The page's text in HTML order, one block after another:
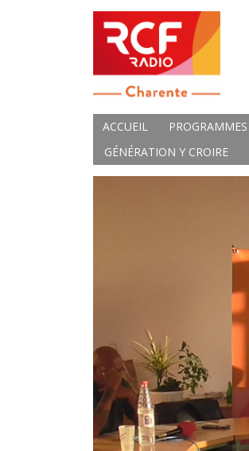
ACCUEIL PROGRAMMES
GÉNÉRATION Y CROIRE